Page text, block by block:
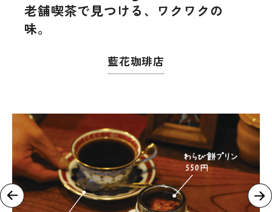
老舗喫茶で見つける、ワクワクの
味。
藍花珈琲店